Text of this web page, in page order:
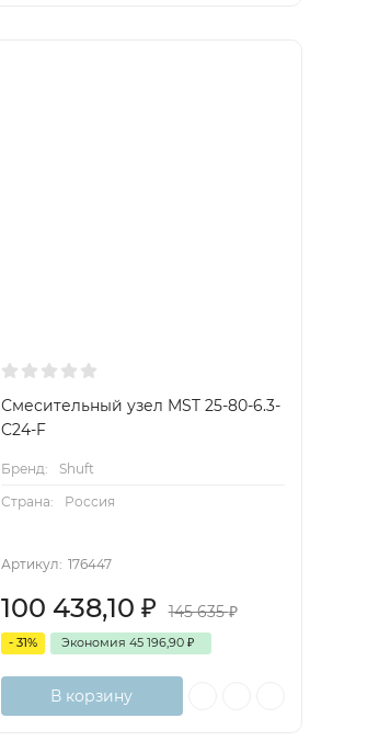
Смесительный узел MST 25-80-6.3-
C24-F
Бренд:
Shuft
Страна:
Россия
Артикул: 176447
100 438,10 ₽ 145 635₽
- 31% Экономия 45 196,90 ₽
В корзину